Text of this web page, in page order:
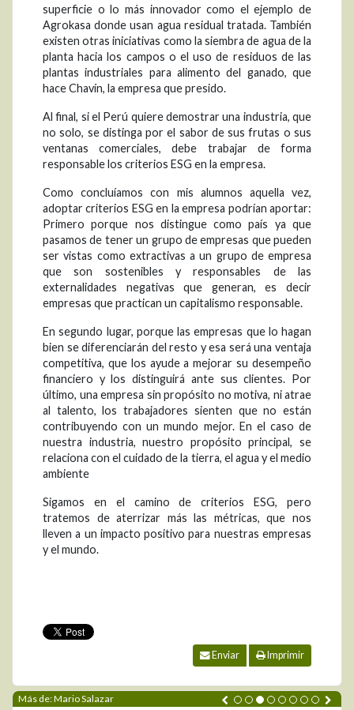
superficie o lo más innovador como el ejemplo de
Agrokasa donde usan agua residual tratada. También
existen otras iniciativas como la siembra de agua de la
planta hacia los campos o el uso de residuos de las
plantas industriales para alimento del ganado, que
hace Chavín, la empresa que presido.
Al final, si el Perú quiere demostrar una industria, que
no solo, se distinga por el sabor de sus frutas o sus
ventanas comerciales, debe trabajar de forma
responsable los criterios ESG en la empresa.
Como concluíamos con mis alumnos aquella vez,
adoptar criterios ESG en la empresa podrían aportar:
Primero porque nos distingue como país ya que
pasamos de tener un grupo de empresas que pueden
ser vistas como extractivas a un grupo de empresa
que son sostenibles y responsables de las
externalidades negativas que generan, es decir
empresas que practican un capitalismo responsable.
En segundo lugar, porque las empresas que lo hagan
bien se diferenciarán del resto y esa será una ventaja
competitiva, que los ayude a mejorar su desempeño
financiero y los distinguirá ante sus clientes. Por
último, una empresa sin propósito no motiva, ni atrae
al talento, los trabajadores sienten que no están
contribuyendo con un mundo mejor. En el caso de
nuestra industria, nuestro propósito principal, se
relaciona con el cuidado de la tierra, el agua y el medio
ambiente
Sigamos en el camino de criterios ESG, pero
tratemos de aterrizar más las métricas, que nos
lleven a un impacto positivo para nuestras empresas
y el mundo.
Enviar Imprimir
Más de: Mario Salazar